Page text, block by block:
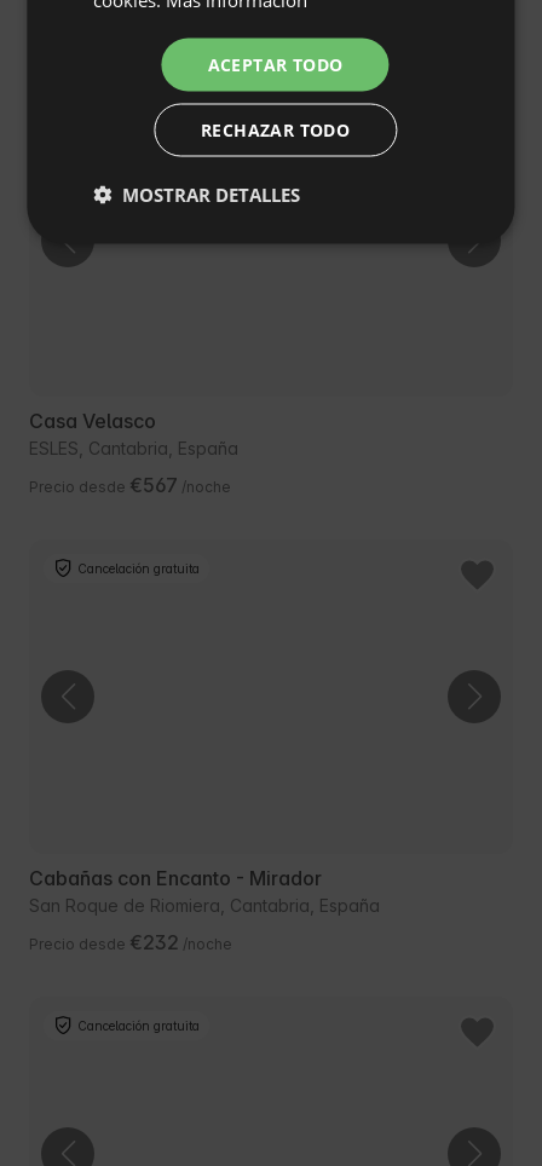
Cancelación gratuita
Casa Velasco
ESLES, Cantabria, España
Precio desde €567 /noche
Cancelación gratuita
Cabañas con Encanto - Mirador
San Roque de Riomiera, Cantabria, España
Precio desde €232 /noche
Cancelación gratuita
ACEPTAR TODO
RECHAZAR TODO
MOSTRAR DETALLES